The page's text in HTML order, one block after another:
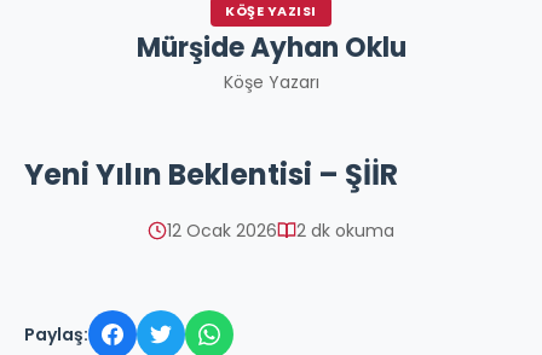
KÖŞE YAZISI
Mürşide Ayhan Oklu
Köşe Yazarı
Yeni Yılın Beklentisi – ŞİİR
12 Ocak 2026 2 dk okuma
Paylaş: